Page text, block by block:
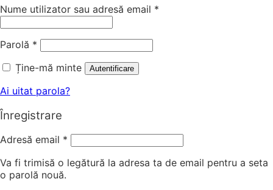
Nume utilizator sau adresă email *
Parolă *
Ține-mă minte
Autentificare
Ai uitat parola?
Înregistrare
Adresă email *
Va fi trimisă o legătură la adresa ta de email pentru a seta
o parolă nouă.